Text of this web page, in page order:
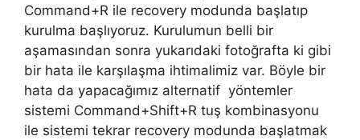
Command+R ile recovery modunda başlatıp
kurulma başlıyoruz. Kurulumun belli bir
aşamasından sonra yukarıdaki fotoğrafta ki gibi
bir hata ile karşılaşma ihtimalimiz var. Böyle bir
hata da yapacağımız alternatif yöntemler
sistemi Command+Shift+R tuş kombinasyonu
ile sistemi tekrar recovery modunda başlatmak